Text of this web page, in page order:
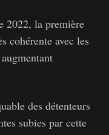
2022, la première
cohérente avec les
des détenteurs
subies par cette